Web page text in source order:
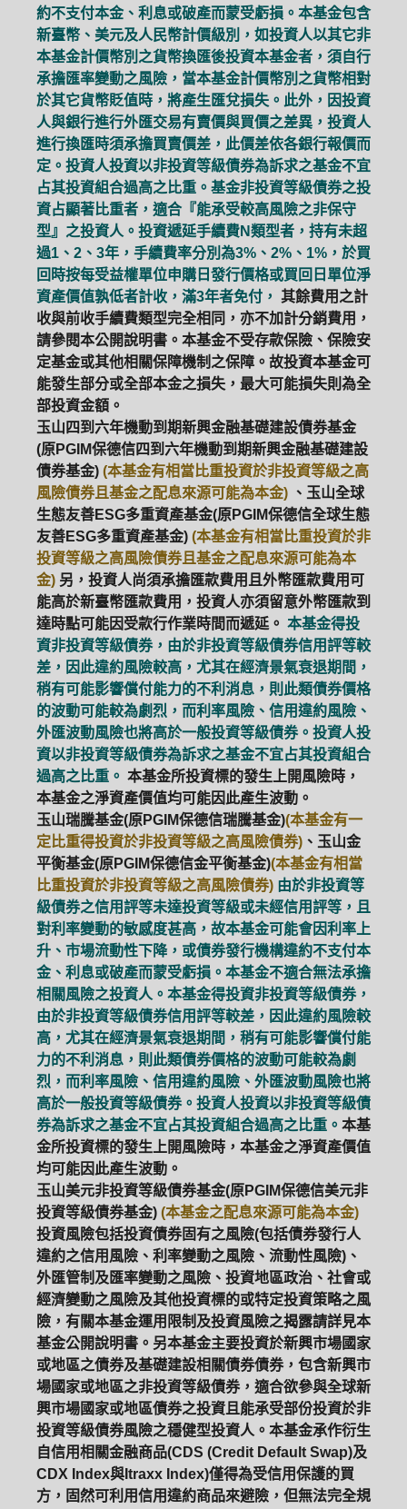
PGIM系列基金 168循環投資
定期(不)定額 高成長基金 月配息
約不支付本金、利息或破產而蒙受虧損。本基金包含
新臺幣、美元及人民幣計價級別，如投資人以其它非
本基金計價幣別之貨幣換匯後投資本基金者，須自行
承擔匯率變動之風險，當本基金計價幣別之貨幣相對
於其它貨幣貶值時，將產生匯兌損失。此外，因投資
人與銀行進行外匯交易有賣價與買價之差異，投資人
進行換匯時須承擔買賣價差，此價差依各銀行報價而
定。投資人投資以非投資等級債券為訴求之基金不宜
占其投資組合過高之比重。基金非投資等級債券之投
資占顯著比重者，適合『能承受較高風險之非保守
型』之投資人。投資遞延手續費N類型者，持有未超
過1、2、3年，手續費率分別為3%、2%、1%，於買
回時按每受益權單位申購日發行價格或買回日單位淨
資產價值孰低者計收，滿3年者免付， 其餘費用之計
收與前收手續費類型完全相同，亦不加計分銷費用，
請參閱本公開說明書。本基金不受存款保險、保險安
定基金或其他相關保障機制之保障。故投資本基金可
能發生部分或全部本金之損失，最大可能損失則為全
部投資金額。
玉山四到六年機動到期新興金融基礎建設債券基金
(原PGIM保德信四到六年機動到期新興金融基礎建設
債券基金) (本基金有相當比重投資於非投資等級之高
風險債券且基金之配息來源可能為本金) 、玉山全球
生態友善ESG多重資產基金(原PGIM保德信全球生態
友善ESG多重資產基金) (本基金有相當比重投資於非
投資等級之高風險債券且基金之配息來源可能為本
金) 另，投資人尚須承擔匯款費用且外幣匯款費用可
能高於新臺幣匯款費用，投資人亦須留意外幣匯款到
達時點可能因受款行作業時間而遞延。 本基金得投
資非投資等級債券，由於非投資等級債券信用評等較
差，因此違約風險較高，尤其在經濟景氣衰退期間，
稍有可能影響償付能力的不利消息，則此類債券價格
的波動可能較為劇烈，而利率風險、信用違約風險、
外匯波動風險也將高於一般投資等級債券。投資人投
資以非投資等級債券為訴求之基金不宜占其投資組合
過高之比重。 本基金所投資標的發生上開風險時，
本基金之淨資產價值均可能因此產生波動。
玉山瑞騰基金(原PGIM保德信瑞騰基金)(本基金有一
定比重得投資於非投資等級之高風險債券) 、玉山金
平衡基金(原PGIM保德信金平衡基金)(本基金有相當
比重投資於非投資等級之高風險債券) 由於非投資等
級債券之信用評等未達投資等級或未經信用評等，且
對利率變動的敏感度甚高，故本基金可能會因利率上
升、市場流動性下降，或債券發行機構違約不支付本
金、利息或破產而蒙受虧損。本基金不適合無法承擔
相關風險之投資人。本基金得投資非投資等級債券，
由於非投資等級債券信用評等較差，因此違約風險較
高，尤其在經濟景氣衰退期間，稍有可能影響償付能
力的不利消息，則此類債券價格的波動可能較為劇
烈，而利率風險、信用違約風險、外匯波動風險也將
高於一般投資等級債券。投資人投資以非投資等級債
券為訴求之基金不宜占其投資組合過高之比重。 本基
金所投資標的發生上開風險時，本基金之淨資產價值
均可能因此產生波動。
玉山美元非投資等級債券基金(原PGIM保德信美元非
投資等級債券基金) (本基金之配息來源可能為本金)
投資風險包括投資債券固有之風險(包括債券發行人
違約之信用風險、利率變動之風險、流動性風險)、
外匯管制及匯率變動之風險、投資地區政治、社會或
經濟變動之風險及其他投資標的或特定投資策略之風
險，有關本基金運用限制及投資風險之揭露請詳見本
基金公開說明書。另本基金主要投資於新興市場國家
或地區之債券及基礎建設相關債券債券，包含新興市
場國家或地區之非投資等級債券，適合欲參與全球新
興市場國家或地區債券之投資且能承受部份投資於非
投資等級債券風險之穩健型投資人。本基金承作衍生
自信用相關金融商品(CDS (Credit Default Swap)及
CDX Index與Itraxx Index)僅得為受信用保護的買
方，固然可利用信用違約商品來避險，但無法完全規